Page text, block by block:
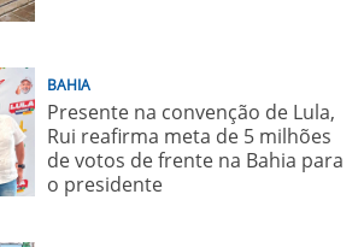
BAHIA
Presente na convenção de Lula,
Rui reafirma meta de 5 milhões
de votos de frente na Bahia para
o presidente